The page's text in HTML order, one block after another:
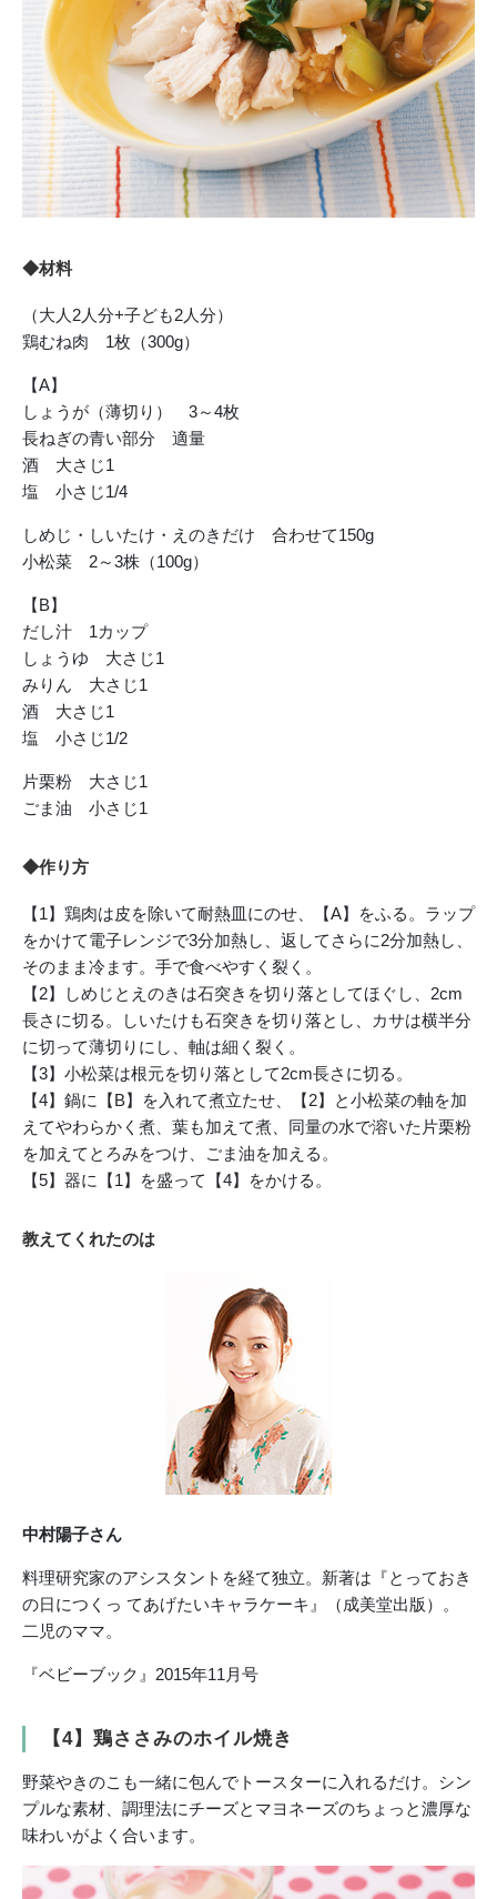
◆材料
（大人2人分+子ども2人分）
鶏むね肉 1枚（300g）
【A】
しょうが（薄切り） 3～4枚
長ねぎの青い部分 適量
酒 大さじ1
塩 小さじ1/4
しめじ・しいたけ・えのきだけ 合わせて150g
小松菜 2～3株（100g）
【B】
だし汁 1カップ
しょうゆ 大さじ1
みりん 大さじ1
酒 大さじ1
塩 小さじ1/2
片栗粉 大さじ1
ごま油 小さじ1
◆作り方
【1】鶏肉は皮を除いて耐熱皿にのせ、【A】をふる。ラップ
をかけて電子レンジで3分加熱し、返してさらに2分加熱し、
そのまま冷ます。手で食べやすく裂く。
【2】しめじとえのきは石突きを切り落としてほぐし、2cm
長さに切る。しいたけも石突きを切り落とし、カサは横半分
に切って薄切りにし、軸は細く裂く。
【3】小松菜は根元を切り落として2cm長さに切る。
【4】鍋に【B】を入れて煮立たせ、【2】と小松菜の軸を加
えてやわらかく煮、葉も加えて煮、同量の水で溶いた片栗粉
を加えてとろみをつけ、ごま油を加える。
【5】器に【1】を盛って【4】をかける。
教えてくれたのは
中村陽子さん
料理研究家のアシスタントを経て独立。新著は『とっておき
の日につくっ てあげたいキャラケーキ』（成美堂出版）。
二児のママ。
『ベビーブック』2015年11月号
【4】鶏ささみのホイル焼き
野菜やきのこも一緒に包んでトースターに入れるだけ。シン
プルな素材、調理法にチーズとマヨネーズのちょっと濃厚な
味わいがよく合います。